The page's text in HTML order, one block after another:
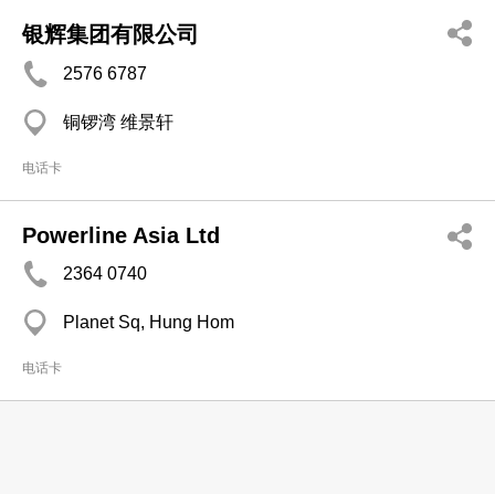
银辉集团有限公司
2576 6787
铜锣湾 维景轩
电话卡
Powerline Asia Ltd
2364 0740
Planet Sq, Hung Hom
电话卡